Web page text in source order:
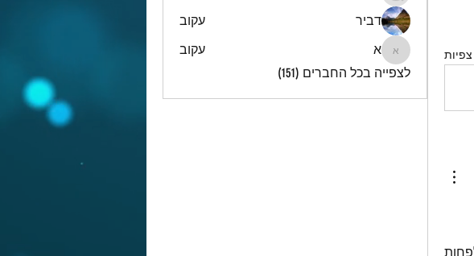
להבנתי יש חשיבות גדולה שיהיה לאדם בית-כנסת שהוא הולך אליו, לפחות
דביר
עקוב
א
עקוב
לצפייה בכל החברים (151)